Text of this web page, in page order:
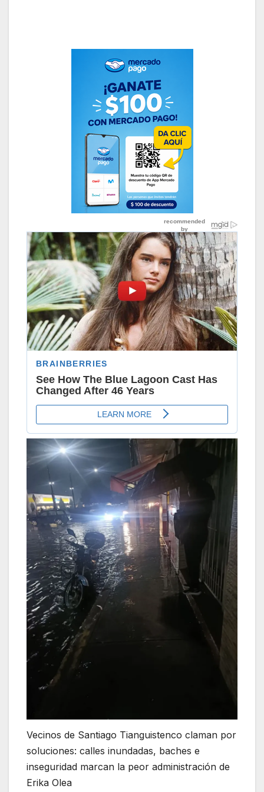
Vecinos de Santiago Tianguistenco claman por
soluciones: calles inundadas, baches e
inseguridad marcan la peor administración de
Erika Olea